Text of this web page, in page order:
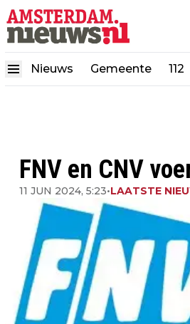
Nieuws Gemeente 112
FNV en CNV
11 JUN 2024, 5:23•LAATSTE